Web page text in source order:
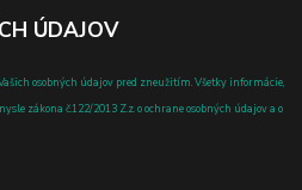
ÚDAJOV
osobných údajov pred zneužitím. Všetky informácie,
zákona č.122/2013 Z.z. o ochrane osobných údajov a o